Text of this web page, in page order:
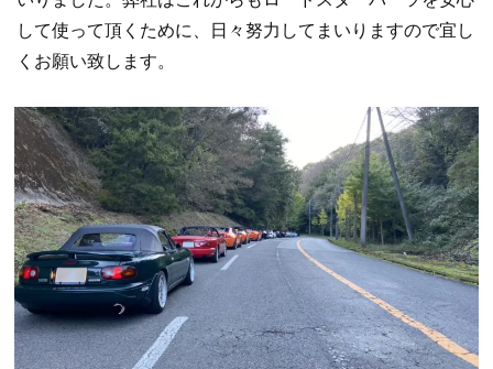
して使って頂くために、日々努力してまいりますので宜し
くお願い致します。